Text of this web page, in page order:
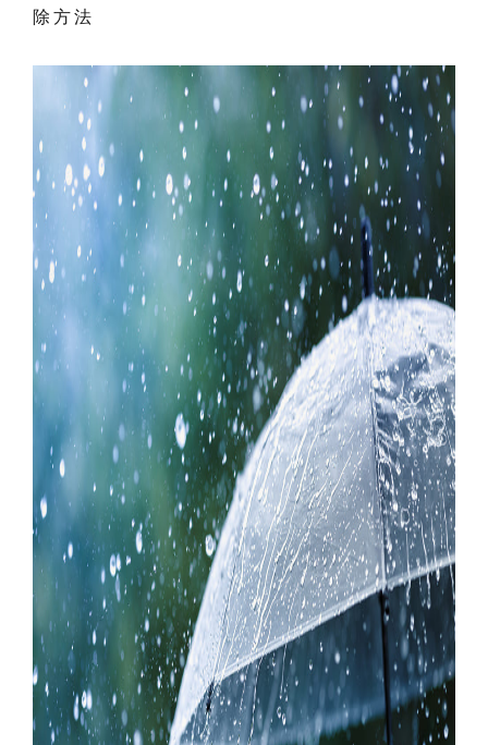
除方法